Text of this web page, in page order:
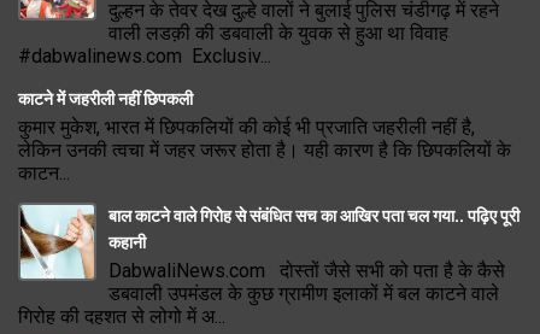
दुल्हन के तेवर देख दुल्हे वालों ने बुलाई पुलिस चंडीगढ़ में रहने
वाली लडक़ी की डबवाली के युवक से हुआ था विवाह
#dabwalinews.com Exclusiv...
काटने में जहरीली नहीं छिपकली
कुमार मुकेश, भारत में छिपकलियों की कोई भी प्रजाति जहरीली नहीं है,
लेकिन उनकी त्वचा में जहर जरूर होता है। यही कारण है कि छिपकलियों के
काटन...
बाल काटने वाले गिरोह से संबंधित सच का आखिर पता चल गया.. पढ़िए पूरी
कहानी
DabwaliNews.com दोस्तों जैसे सभी को पता है के कैसे
डबवाली उपमंडल के कुछ ग्रामीण इलाकों में बल काटने वाले
गिरोह की दहशत से लोगो में अ...